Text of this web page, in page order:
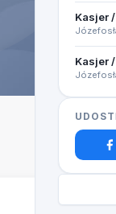
Kasjer
Kasjer